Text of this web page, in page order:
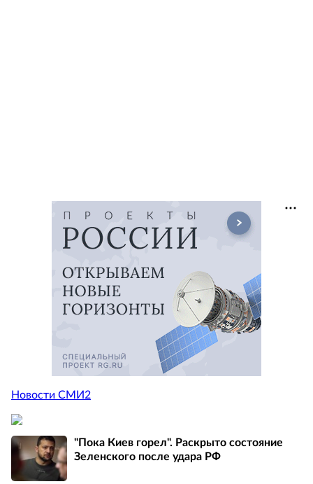
Новости СМИ2
"Пока Киев горел". Раскрыто состояние
Зеленского после удара РФ